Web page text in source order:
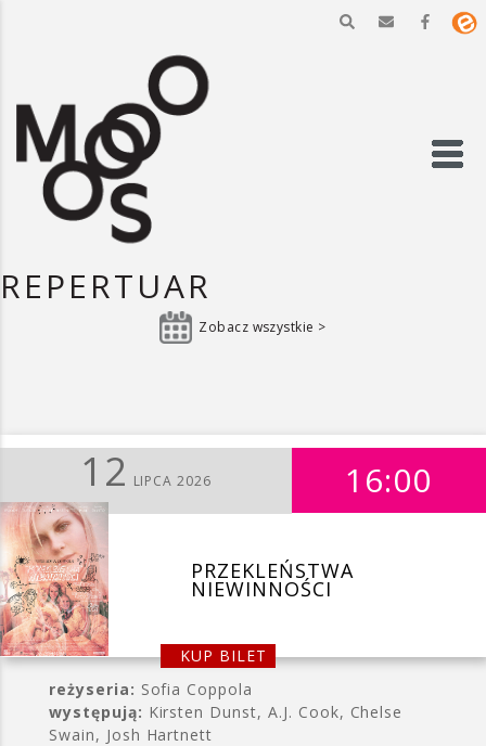
REPERTUAR
Zobacz wszystkie >
12 LIPCA 2026 16:00
PRZEKLEŃSTWA
NIEWINNOŚCI
KUP BILET
reżyseria: Sofia Coppola
występują: Kirsten Dunst, A.J. Cook, Chelse
Swain, Josh Hartnett